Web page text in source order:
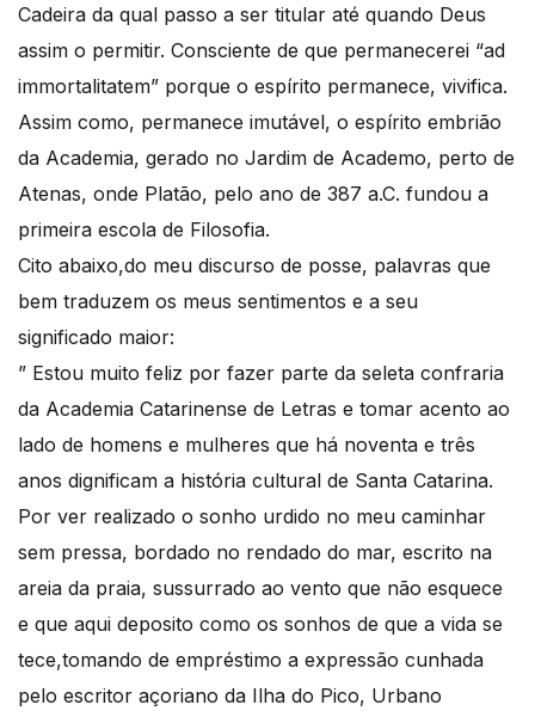
Cadeira da qual passo a ser titular até quando Deus
assim o permitir. Consciente de que permanecerei “ad
immortalitatem” porque o espírito permanece, vivifica.
Assim como, permanece imutável, o espírito embrião
da Academia, gerado no Jardim de Academo, perto de
Atenas, onde Platão, pelo ano de 387 a.C. fundou a
primeira escola de Filosofia.
Cito abaixo,do meu discurso de posse, palavras que
bem traduzem os meus sentimentos e a seu
significado maior:
” Estou muito feliz por fazer parte da seleta confraria
da Academia Catarinense de Letras e tomar acento ao
lado de homens e mulheres que há noventa e três
anos dignificam a história cultural de Santa Catarina.
Por ver realizado o sonho urdido no meu caminhar
sem pressa, bordado no rendado do mar, escrito na
areia da praia, sussurrado ao vento que não esquece
e que aqui deposito como os sonhos de que a vida se
tece,tomando de empréstimo a expressão cunhada
pelo escritor açoriano da Ilha do Pico, Urbano